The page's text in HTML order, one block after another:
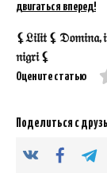
двигаться вперед!
⚸𝔏𝔦𝔩𝔦𝔱 ⚸ 𝔇𝔬𝔪𝔦𝔫𝔞,
𝔫𝔦𝔤𝔯𝔦 ⚸
Оцените статью
Поделиться с